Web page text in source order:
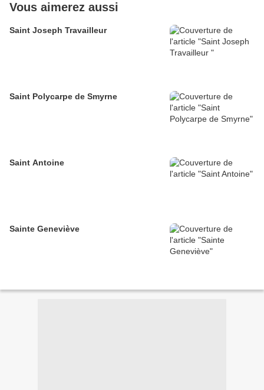
Vous aimerez aussi
Saint Joseph Travailleur
Saint Polycarpe de Smyrne
Saint Antoine
Sainte Geneviève